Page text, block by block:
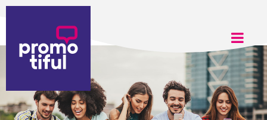
Adicione aqui o texto do seu título